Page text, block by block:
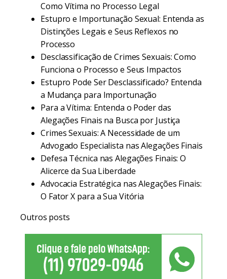
Como Vítima no Processo Legal
Estupro e Importunação Sexual: Entenda as
Distinções Legais e Seus Reflexos no
Processo
Desclassificação de Crimes Sexuais: Como
Funciona o Processo e Seus Impactos
Estupro Pode Ser Desclassificado? Entenda
a Mudança para Importunação
Para a Vítima: Entenda o Poder das
Alegações Finais na Busca por Justiça
Crimes Sexuais: A Necessidade de um
Advogado Especialista nas Alegações Finais
Defesa Técnica nas Alegações Finais: O
Alicerce da Sua Liberdade
Advocacia Estratégica nas Alegações Finais:
O Fator X para a Sua Vitória
Outros posts